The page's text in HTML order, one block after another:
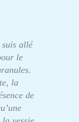
suis allé
le
la
de